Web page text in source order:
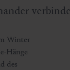
Winter
Hänge
des